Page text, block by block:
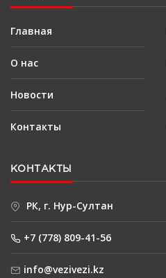
Главная
О нас
Новости
Контакты
КОНТАКТЫ
РК, г. Нур-Султан
+7 (778) 809-41-56
info@vezivezi.kz